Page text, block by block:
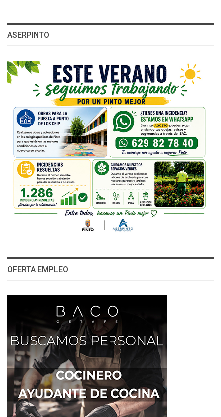
ASERPINTO
OFERTA EMPLEO